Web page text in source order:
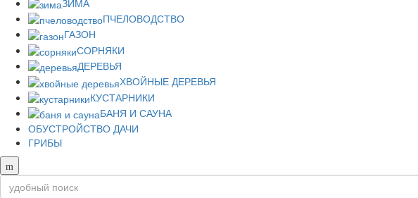
ПЧЕЛОВОДСТВО
ГАЗОН
СОРНЯКИ
ДЕРЕВЬЯ
ХВОЙНЫЕ ДЕРЕВЬЯ
КУСТАРНИКИ
БАНЯ И САУНА
ОБУСТРОЙСТВО ДАЧИ
ГРИБЫ